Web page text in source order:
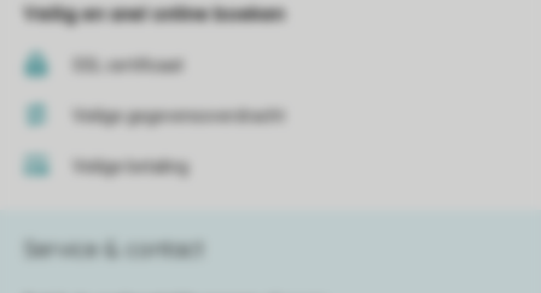
Veilig en snel online boeken
SSL certificaat
Veilige gegevensoverdracht
Veilige betaling
Service & contact